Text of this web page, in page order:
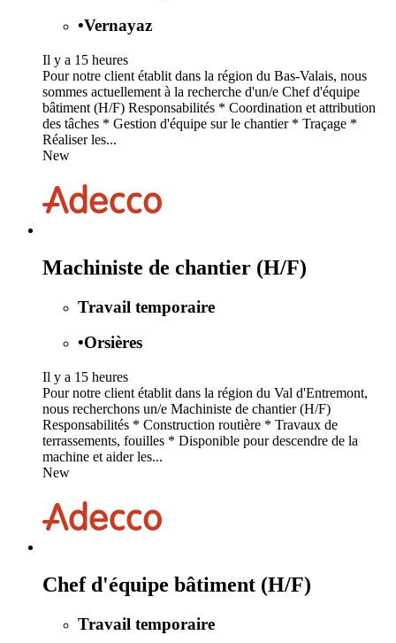
•Vernayaz
Il y a 15 heures
Pour notre client établit dans la région du Bas-Valais, nous
sommes actuellement à la recherche d'un/e Chef d'équipe
bâtiment (H/F) Responsabilités * Coordination et attribution
des tâches * Gestion d'équipe sur le chantier * Traçage *
Réaliser les...
New
Machiniste de chantier (H/F)
Travail temporaire
•Orsières
Il y a 15 heures
Pour notre client établit dans la région du Val d'Entremont,
nous recherchons un/e Machiniste de chantier (H/F)
Responsabilités * Construction routière * Travaux de
terrassements, fouilles * Disponible pour descendre de la
machine et aider les...
New
Chef d'équipe bâtiment (H/F)
Travail temporaire